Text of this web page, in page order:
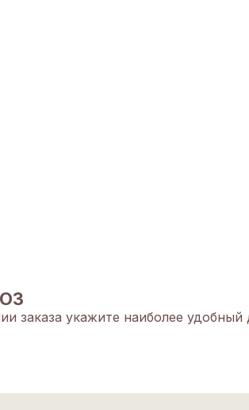
заказа укажите наиболее удобный